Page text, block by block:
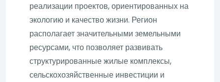
реализации проектов, ориентированных на
экологию и качество жизни. Регион
располагает значительными земельными
ресурсами, что позволяет развивать
структурированные жилые комплексы,
сельскохозяйственные инвестиции и